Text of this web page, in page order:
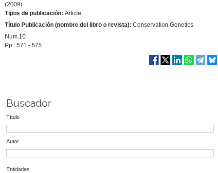
(2009).
Tipos de publicación: Article
Título Publicación (nombre del libro o revista): Conservation Genetics.
Num.10
Pp.: 571 - 575.
Buscador
Título
Autor
Entidades